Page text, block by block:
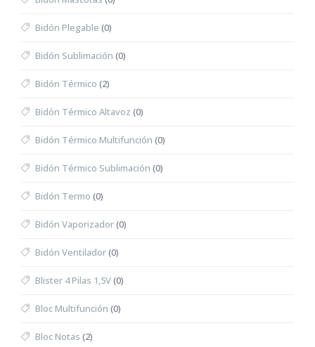
Bidón Plegable (0)
Bidón Sublimación (0)
Bidón Térmico (2)
Bidón Térmico Altavoz (0)
Bidón Térmico Multifunción (0)
Bidón Térmico Sublimación (0)
Bidón Termo (0)
Bidón Vaporizador(0)
Bidón Ventilador(0)
Blister 4 Pilas 1,5V(0)
Bloc Multifunción (0)
Bloc Notas (2)